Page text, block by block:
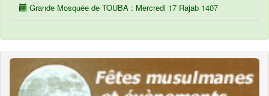
Grande Mosquée de TOUBA : Mercredi 17 Rajab 1407